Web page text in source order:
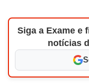
Siga a Exame e
notícias